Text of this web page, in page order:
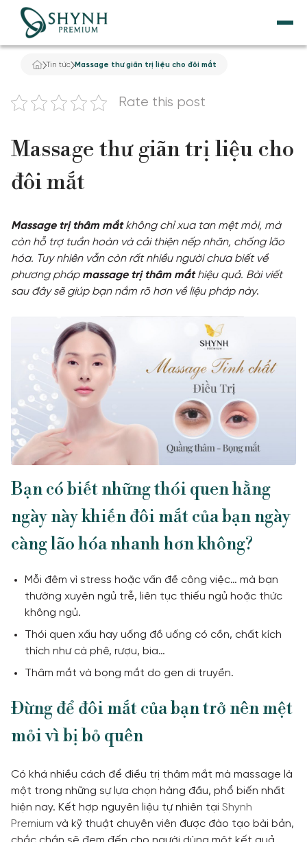
Khách hàng thực tế
TRANG CHỦ
VỀ SHYNH PREMIUM
NÂNG CƠ
THẨM MỸ NỘI KHOA
DỊCH VỤ GIẢM BÉO
TẮM TRẮNG
ĐIỀU TRỊ DA
TƯ VẤN
TIN TỨC
Tin tức Massage thư giãn trị liệu cho đôi mắt
Rate this post
Massage thư giãn trị liệu cho
đôi mắt
Massage trị thâm mắtkhông chỉ xua tan mệt mỏi, mà
còn hỗ trợ tuần hoàn và cải thiện nếp nhăn, chống lão
hóa. Tuy nhiên vẫn còn rất nhiều người chưa biết về
phương pháp massage trị thâm mắthiệu quả. Bài viết
sau đây sẽ giúp bạn nắm rõ hơn về liệu pháp này.
Bạn có biết những thói quen hằng
ngày này khiến đôi mắt của bạn ngày
càng lão hóa nhanh hơn không?
Mỗi đêm vì stress hoặc vấn đề công việc… mà bạn
thường xuyên ngủ trễ, liên tục thiếu ngủ hoặc thức
không ngủ.
Thói quen xấu hay uống đồ uống có cồn, chất kích
thích như cà phê, rượu, bia…
Thâm mắt và bọng mắt do gen di truyền.
Đừng để đôi mắt của bạn trở nên mệt
mỏi vì bị bỏ quên
Có khá nhiều cách để điều trị thâm mắt mà massage là
một trong những sự lựa chọn hàng đầu, phổ biến nhất
hiện nay. Kết hợp nguyên liệu tự nhiên tại Shynh
Premium và kỹ thuật chuyên viên được đào tạo bài bản,